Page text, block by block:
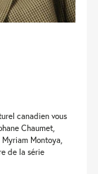
canadien vous
Chaumet,
Montoya,
de la série